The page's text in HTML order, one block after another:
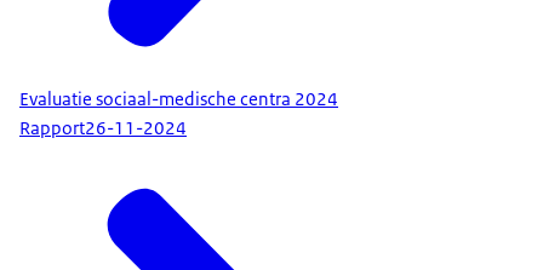
Evaluatie sociaal-medische centra 2024
Rapport26-11-2024